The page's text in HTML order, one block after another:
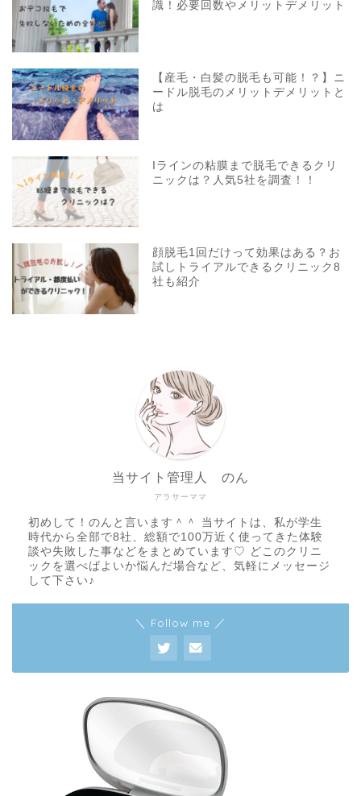
識！必要回数やメリットデメリット
【産毛・白髪の脱毛も可能！？】ニ
ードル脱毛のメリットデメリットと
は
Iラインの粘膜まで脱毛できるクリ
ニックは？人気5社を調査！！
顔脱毛1回だけって効果はある？お
試しトライアルできるクリニック8
社も紹介
アラサーママ
当サイト管理人 のん
初めして！のんと言います＾＾ 当サイトは、私が学生
時代から全部で8社、総額で100万近く使ってきた体験
談や失敗した事などをまとめています♡ どこのクリニ
ックを選べばよいか悩んだ場合など、気軽にメッセージ
して下さい♪
＼ Follow me ／